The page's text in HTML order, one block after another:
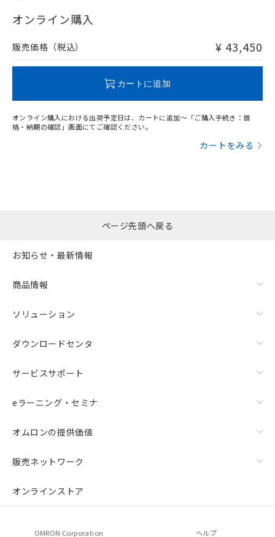
在庫等で未対応品が混在する可能性があります。
問い合わせください。
オンライン購入
販売価格（税込） ¥ 43,450
カートに追加
オンライン購入における出荷予定日は、カートに追加～「ご購入手続き：価
格・納期の確認」画面にてご確認ください。
カートをみる
ページ先頭へ戻る
お知らせ・最新情報
商品情報
ソリューション
ダウンロードセンタ
サービスサポート
eラーニング・セミナ
オムロンの提供価値
販売ネットワーク
オンラインストア
OMRON Corporation ヘルプ